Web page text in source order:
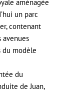
aménagée
un parc
contenant
avenues
du modèle
du
de Juan,